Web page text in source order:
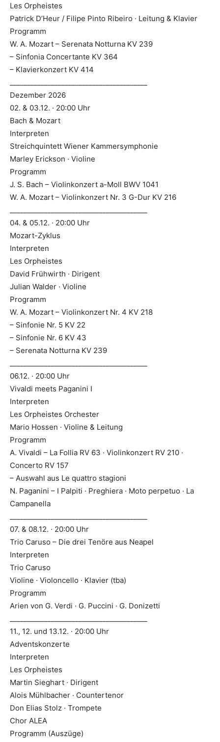
Les Orpheistes
Patrick D’Heur / Filipe Pinto Ribeiro · Leitung & Klavier
Programm
W. A. Mozart – Serenata Notturna KV 239
– Sinfonia Concertante KV 364
– Klavierkonzert KV 414
Dezember 2026
02. & 03.12. · 20:00 Uhr
Bach & Mozart
Interpreten
Streichquintett Wiener Kammersymphonie
Marley Erickson · Violine
Programm
J. S. Bach – Violinkonzert a-Moll BWV 1041
W. A. Mozart – Violinkonzert Nr. 3 G-Dur KV 216
04. & 05.12. · 20:00 Uhr
Mozart-Zyklus
Interpreten
Les Orpheistes
David Frühwirth · Dirigent
Julian Walder · Violine
Programm
W. A. Mozart – Violinkonzert Nr. 4 KV 218
– Sinfonie Nr. 5 KV 22
– Sinfonie Nr. 6 KV 43
– Serenata Notturna KV 239
06.12. · 20:00 Uhr
Vivaldi meets Paganini I
Interpreten
Les Orpheistes Orchester
Mario Hossen · Violine & Leitung
Programm
A. Vivaldi – La Follia RV 63 · Violinkonzert RV 210 ·
Concerto RV 157
– Auswahl aus Le quattro stagioni
N. Paganini – I Palpiti · Preghiera · Moto perpetuo · La
Campanella
07. & 08.12. · 20:00 Uhr
Trio Caruso – Die drei Tenöre aus Neapel
Interpreten
Trio Caruso
Violine · Violoncello · Klavier (tba)
Programm
Arien von G. Verdi · G. Puccini · G. Donizetti
11., 12. und 13.12. · 20:00 Uhr
Adventskonzerte
Interpreten
Les Orpheistes
Martin Sieghart · Dirigent
Alois Mühlbacher · Countertenor
Don Elias Stolz · Trompete
Chor ALEA
Programm (Auszüge)